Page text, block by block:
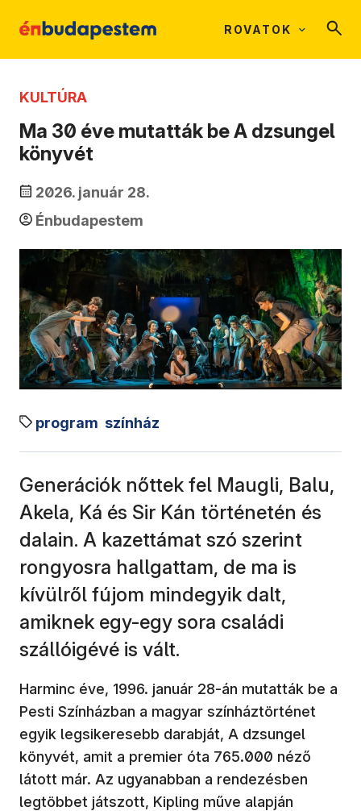
ROVATOK
KULTÚRA
Ma 30 éve mutatták be A dzsungel
könyvét
2026. január 28.
Énbudapestem
program színház
Generációk nőttek fel Maugli, Balu,
Akela, Ká és Sir Kán történetén és
dalain. A kazettámat szó szerint
rongyosra hallgattam, de ma is
kívülről fújom mindegyik dalt,
amiknek egy-egy sora családi
szállóigévé is vált.
Harminc éve, 1996. január 28-án mutatták be a
Pesti Színházban a magyar színháztörténet
egyik legsikeresebb darabját, A dzsungel
könyvét, amit a premier óta 765.000 néző
látott már. Az ugyanabban a rendezésben
legtöbbet játszott, Kipling műve alapján